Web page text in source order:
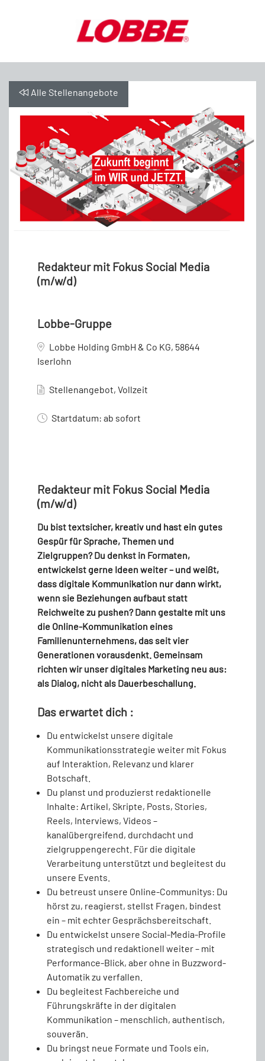
Alle Stellenangebote
Redakteur mit Fokus Social Media
(m/w/d)
Lobbe-Gruppe
Lobbe Holding GmbH & Co KG, 58644
Iserlohn
Stellenangebot, Vollzeit
Startdatum: ab sofort
Redakteur mit Fokus Social Media
(m/w/d)
Du bist textsicher, kreativ und hast ein gutes
Gespür für Sprache, Themen und
Zielgruppen? Du denkst in Formaten,
entwickelst gerne Ideen weiter – und weißt,
dass digitale Kommunikation nur dann wirkt,
wenn sie Beziehungen aufbaut statt
Reichweite zu pushen? Dann gestalte mit uns
die Online-Kommunikation eines
Familienunternehmens, das seit vier
Generationen vorausdenkt. Gemeinsam
richten wir unser digitales Marketing neu aus:
als Dialog, nicht als Dauerbeschallung.
Das erwartet dich :
Du entwickelst unsere digitale
Kommunikationsstrategie weiter mit Fokus
auf Interaktion, Relevanz und klarer
Botschaft.
Du planst und produzierst redaktionelle
Inhalte: Artikel, Skripte, Posts, Stories,
Reels, Interviews, Videos –
kanalübergreifend, durchdacht und
zielgruppengerecht. Für die digitale
Verarbeitung unterstützt und begleitest du
unsere Events.
Du betreust unsere Online-Communitys: Du
hörst zu, reagierst, stellst Fragen, bindest
ein – mit echter Gesprächsbereitschaft.
Du entwickelst unsere Social-Media-Profile
strategisch und redaktionell weiter – mit
Performance-Blick, aber ohne in Buzzword-
Automatik zu verfallen.
Du begleitest Fachbereiche und
Führungskräfte in der digitalen
Kommunikation – menschlich, authentisch,
souverän.
Du bringst neue Formate und Tools ein,